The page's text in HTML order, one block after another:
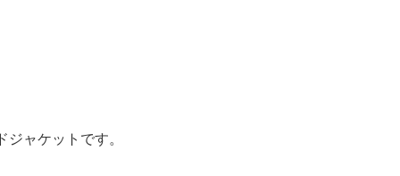
ャケットです。